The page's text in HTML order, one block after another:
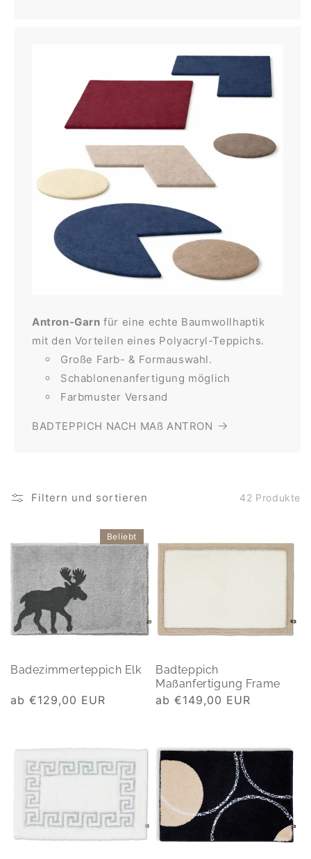
Antron-Garn für eine echte Baumwollhaptik
mit den Vorteilen eines Polyacryl-Teppichs.
Große Farb- & Formauswahl.
Schablonenanfertigung möglich
Farbmuster Versand
BADTEPPICH NACH MAß ANTRON
Filtern und sortieren 42 Produkte
Badezimmerteppich Elk
Normaler
ab €129,00 EUR
Beliebt
Badteppich
Maßanfertigung Frame
Normaler
ab €149,00 EUR